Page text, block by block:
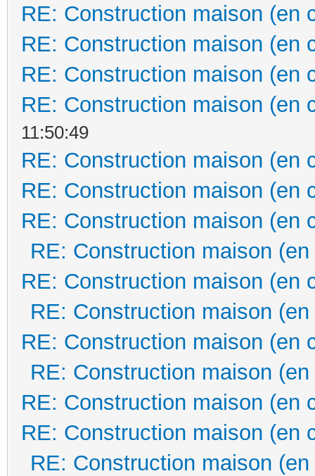
RE: Construction maison (en
RE: Construction maison (en
RE: Construction maison (en
RE: Construction maison (en
11:50:49
RE: Construction maison (en
RE: Construction maison (en
RE: Construction maison (en
RE: Construction maison
RE: Construction maison (en
RE: Construction maison
RE: Construction maison (en
RE: Construction maison
RE: Construction maison (en
RE: Construction maison (en
RE: Construction maison